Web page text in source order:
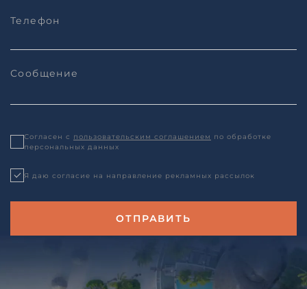
Согласен с пользовательским соглашением по обработке
персональных данных
Я даю согласие на направление рекламных рассылок